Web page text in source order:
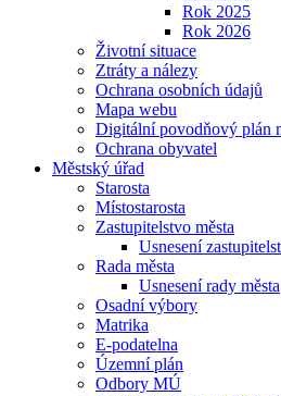
Rok 2025
Rok 2026
Životní situace
Ztráty a nálezy
Ochrana osobních údajů
Mapa webu
Digitální povodňový plán
Ochrana obyvatel
Městský úřad
Starosta
Místostarosta
Zastupitelstvo města
Usnesení
Rada města
Usnesení rady města
Osadní výbory
Matrika
E-podatelna
Územní plán
Odbory MÚ